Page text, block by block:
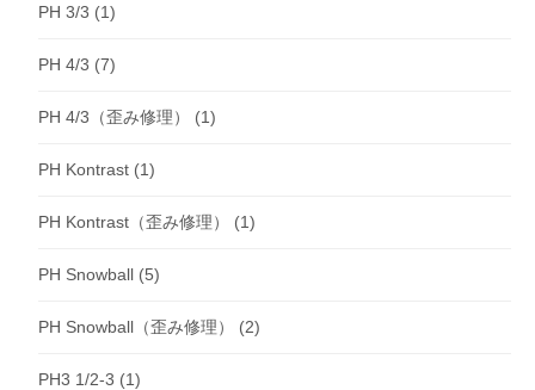
PH 3/3 (1)
PH 4/3 (7)
PH 4/3（歪み修理） (1)
PH Kontrast (1)
PH Kontrast（歪み修理） (1)
PH Snowball (5)
PH Snowball（歪み修理） (2)
PH3 1/2-3 (1)